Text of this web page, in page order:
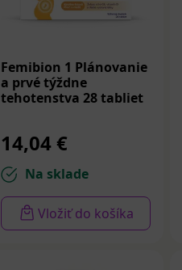
Femibion 1 Plánovanie
a prvé týždne
tehotenstva 28 tabliet
14,04 €
Na sklade
Vložiť do košíka